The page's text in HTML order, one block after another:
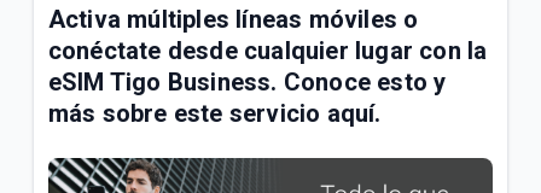
Paga las facturas de servicios fijos y móviles Tigo
Business en una transacción | Empresas
Certificado SSL | Empresas
Activa múltiples líneas móviles o
conéctate desde cualquier lugar con la
eSIM Tigo Business. Conoce esto y
más sobre este servicio aquí.